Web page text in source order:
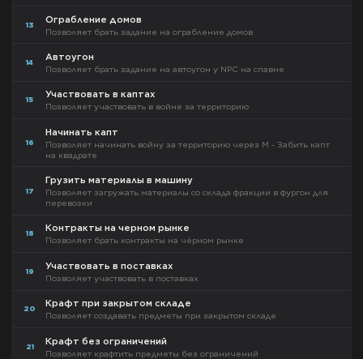
13 Ограбление домов
Позволяет брать задание на ограбление домов
14 Автоугон
Позволяет брать задание на автоугон у NPC на спавне
15 Участвовать в каптах
Позволяет участвовать в войне за территорию
16
Начинать капт
Позволяет начинать войну за территорию через М - Забить капт
на квадрате
17
Грузить материалы в машину
Позволяет загружать материалы со склада фракции в фургон для
перевозки
18 Контракты на черном рынке
Позволяет брать контракты на чёрном рынке
19 Участвовать в поставках
Позволяет участвовать в поставках
20 Крафт при закрытом складе
Позволяет создавать предметы при закрытом складе
21 Крафт без ограничений
Позволяет крафтить предметы без ограничений